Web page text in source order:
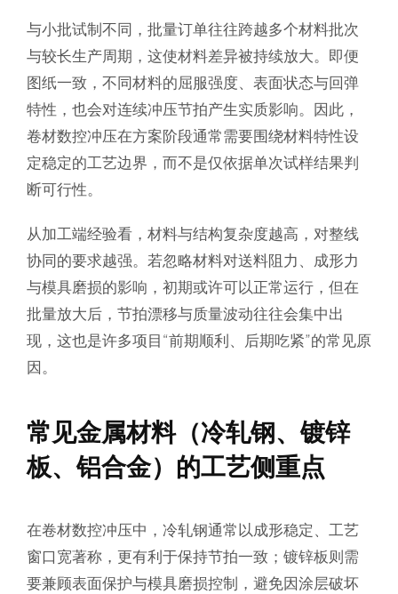
与小批试制不同，批量订单往往跨越多个材料批次
与较长生产周期，这使材料差异被持续放大。即便
图纸一致，不同材料的屈服强度、表面状态与回弹
特性，也会对连续冲压节拍产生实质影响。因此，
卷材数控冲压在方案阶段通常需要围绕材料特性设
定稳定的工艺边界，而不是仅依据单次试样结果判
断可行性。
从加工端经验看，材料与结构复杂度越高，对整线
协同的要求越强。若忽略材料对送料阻力、成形力
与模具磨损的影响，初期或许可以正常运行，但在
批量放大后，节拍漂移与质量波动往往会集中出
现，这也是许多项目“前期顺利、后期吃紧”的常见原
因。
常见金属材料（冷轧钢、镀锌
板、铝合金）的工艺侧重点
在卷材数控冲压中，冷轧钢通常以成形稳定、工艺
窗口宽著称，更有利于保持节拍一致；镀锌板则需
要兼顾表面保护与模具磨损控制，避免因涂层破坏